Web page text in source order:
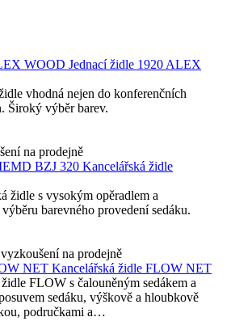
Jednací židle 1920 ALEX
vhodná nejen do konferenčních
Široký výběr barev.
Kancelářská židle
židle s vysokým opěradlem a
barevného provedení sedáku.
Kancelářská židle FLOW NET
FLOW s čalouněným sedákem a
sedáku, výškově a hloubkově
područkami a…